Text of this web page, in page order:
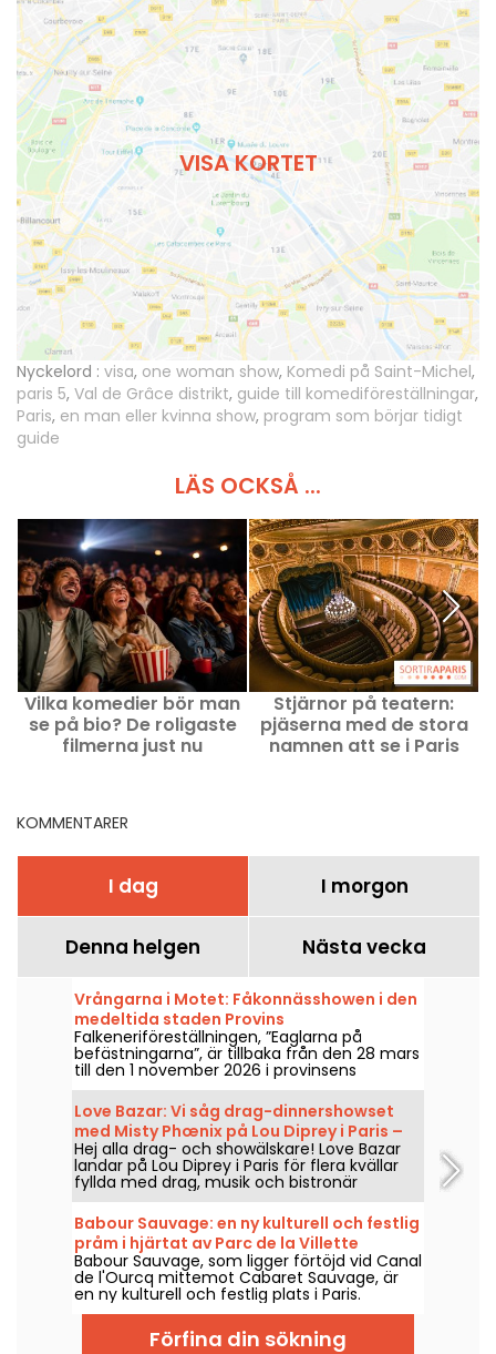
VISA KORTET
Nyckelord : visa, one woman show, Komedi på Saint-Michel,
paris 5, Val de Grâce distrikt, guide till komediföreställningar,
Paris, en man eller kvinna show, program som börjar tidigt
guide
LÄS OCKSÅ ...
Vilka komedier bör man
se på bio? De roligaste
filmerna just nu
Stjärnor på teatern:
pjäserna med de stora
namnen att se i Paris
KOMMENTARER
I dag I morgon
Denna helgen Nästa vecka
Vrångarna i Motet: Fåkonnässhowen i den
medeltida staden Provins
Falkeneriföreställningen, ”Eaglarna på
befästningarna”, är tillbaka från den 28 mars
till den 1 november 2026 i provinsens
stadsmurar. Upplev häpnadsväckande
rovfåglar i full harmoni med hästarna.
Love Bazar: Vi såg drag-dinnershowset
med Misty Phœnix på Lou Diprey i Paris –
våra intryck
Hej alla drag- och showälskare! Love Bazar
landar på Lou Diprey i Paris för flera kvällar
fyllda med drag, musik och bistronär
middag. Under showen codejar Misty
Phœnix, Azémylia och Jenny From The
Blocnote, den 22, 23, 28 och 29 januari, samt
den 20, 21, 25 och 26 februari — och från och
med mars 2026 varje torsdag och fredag
kväll. En helt ny typ av show i ett intuitivt,
scenlöst format som syftar till att skapa en
nära kontakt mellan artister och publik. Vi
var där och kan berätta allt!
Babour Sauvage: en ny kulturell och festlig
pråm i hjärtat av Parc de la Villette
Babour Sauvage, som ligger förtöjd vid Canal
de l'Ourcq mittemot Cabaret Sauvage, är
en ny kulturell och festlig plats i Paris.
Konserter, DJ-set, kabaréer och komedi
möts i en intim och eklektisk miljö.
Förfina din sökning